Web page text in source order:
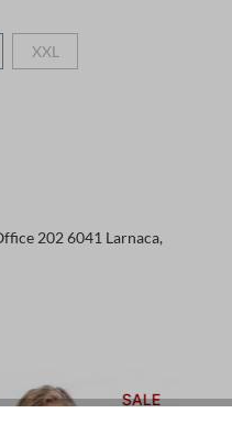
XXL(Diese Option ist zurzeit nicht
202 6041 Larnaca,
SALE